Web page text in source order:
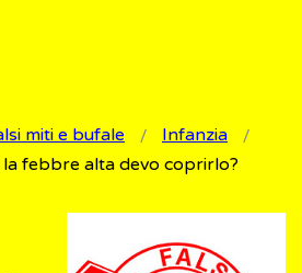
miti e bufale
Infanzia
febbre alta devo coprirlo?